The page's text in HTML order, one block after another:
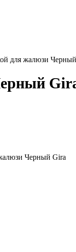
для жалюзи
Черный Gira